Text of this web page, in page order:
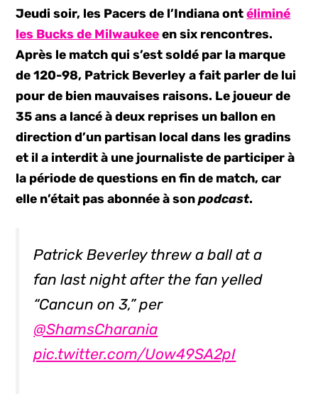
Jeudi soir, les Pacers de l’Indiana ontéliminé
les Bucks de Milwaukee en six rencontres.
Après le match qui s’est soldé par la marque
de 120-98, Patrick Beverley a fait parler de lui
pour de bien mauvaises raisons. Le joueur de
35 ans a lancé à deux reprises un ballon en
direction d’un partisan local dans les gradins
et il a interdit à une journaliste de participer à
la période de questions en fin de match, car
elle n’était pas abonnée à sonpodcast.
Patrick Beverley threw a ball at a
fan last night after the fan yelled
“Cancun on 3,” per
@ShamsCharania
pic.twitter.com/Uow49SA2pI